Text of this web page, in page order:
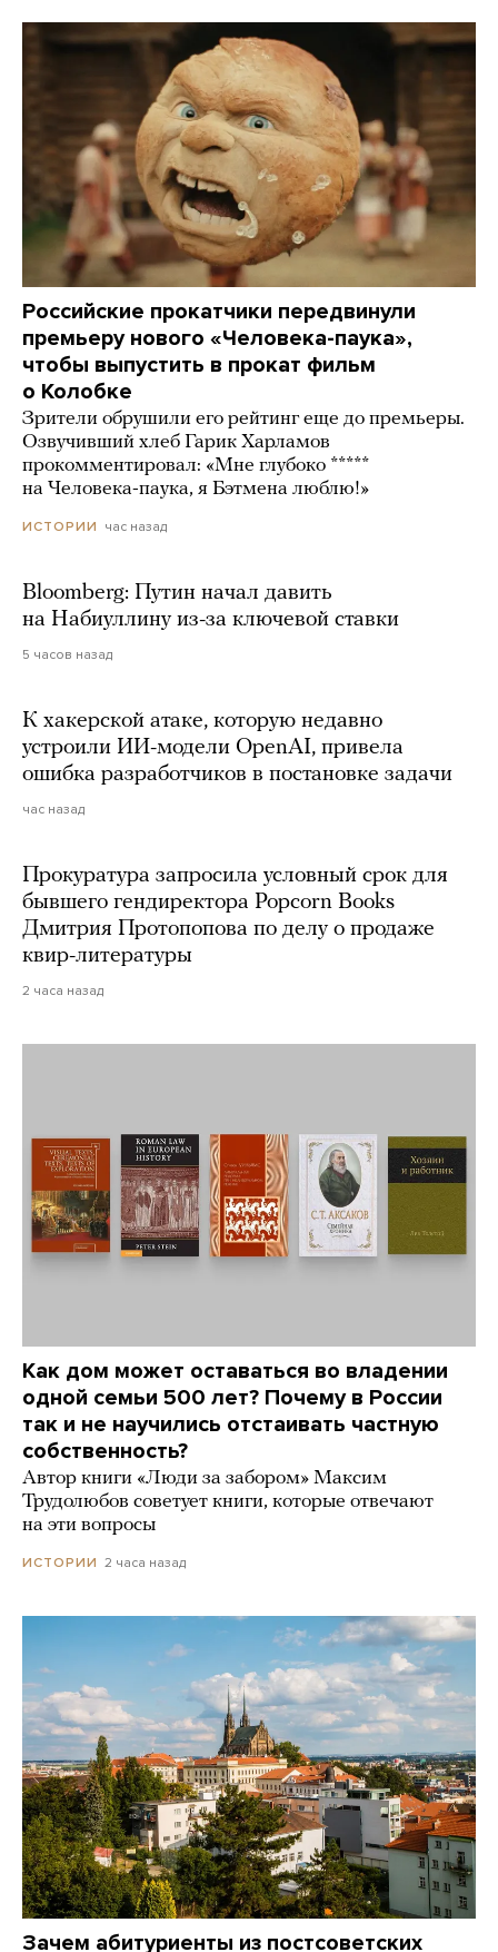
Российские прокатчики передвинули
премьеру нового «Человека-паука»,
чтобы выпустить в прокат фильм
о Колобке
Зрители обрушили его рейтинг еще до премьеры.
Озвучивший хлеб Гарик Харламов
прокомментировал: «Мне глубоко *****
на Человека-паука, я Бэтмена люблю!»
ИСТОРИИ час назад
Bloomberg: Путин начал давить
на Набиуллину из-за ключевой ставки
5 часов назад
К хакерской атаке, которую недавно
устроили ИИ-модели OpenAI, привела
ошибка разработчиков в постановке задачи
час назад
Прокуратура запросила условный срок для
бывшего гендиректора Popcorn Books
Дмитрия Протопопова по делу о продаже
квир-литературы
2 часа назад
Как дом может оставаться во владении
одной семьи 500 лет? Почему в России
так и не научились отстаивать частную
собственность?
Автор книги «Люди за забором» Максим
Трудолюбов советует книги, которые отвечают
на эти вопросы
ИСТОРИИ 2 часа назад
Зачем абитуриенты из постсоветских